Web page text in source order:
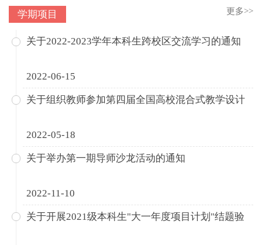
学期项目 更多>>
关于2022-2023学年本科生跨校区交流学习的通知
2022-06-15
关于组织教师参加第四届全国高校混合式教学设计
2022-05-18
关于举办第一期导师沙龙活动的通知
2022-11-10
关于开展2021级本科生"大一年度项目计划"结题验